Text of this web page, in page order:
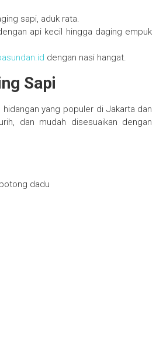
sapi, aduk rata.
api kecil hingga daging empuk
dengan nasi hangat.
Sapi
yang populer di Jakarta dan
dan mudah disesuaikan dengan
dadu